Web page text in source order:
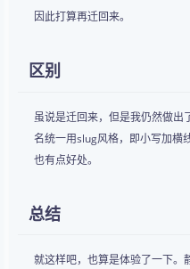
因此打算再迁回来。
区别
虽说是迁回来，但是我仍然做
名统一用slug风格，即小写加横
也有点好处。
总结
就这样吧，也算是体验了一下。